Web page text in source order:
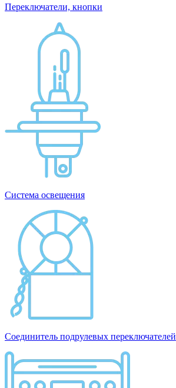
Переключатели, кнопки
Система освещения
Соединитель подрулевых переключателей